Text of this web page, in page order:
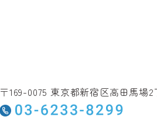
〒169-0075 東京都新宿区高田馬場2